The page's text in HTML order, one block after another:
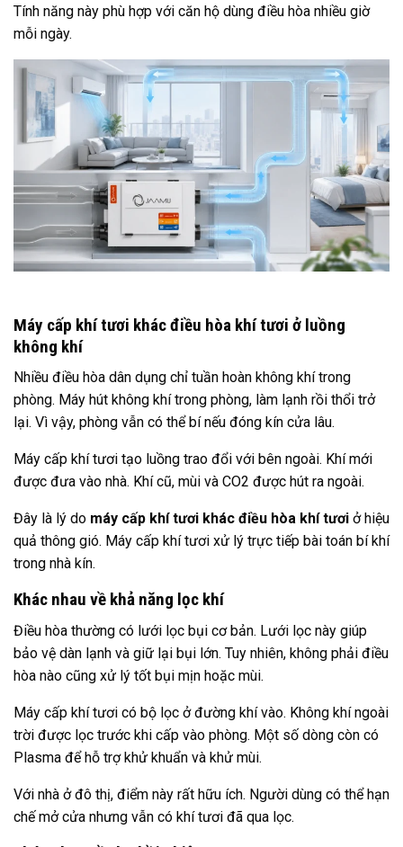
Tính năng này phù hợp với căn hộ dùng điều hòa nhiều giờ
mỗi ngày.
Máy cấp khí tươi khác điều hòa khí tươi ở luồng
không khí
Nhiều điều hòa dân dụng chỉ tuần hoàn không khí trong
phòng. Máy hút không khí trong phòng, làm lạnh rồi thổi trở
lại. Vì vậy, phòng vẫn có thể bí nếu đóng kín cửa lâu.
Máy cấp khí tươi tạo luồng trao đổi với bên ngoài. Khí mới
được đưa vào nhà. Khí cũ, mùi và CO2 được hút ra ngoài.
Đây là lý do máy cấp khí tươi khác điều hòa khí tươi ở hiệu
quả thông gió. Máy cấp khí tươi xử lý trực tiếp bài toán bí khí
trong nhà kín.
Khác nhau về khả năng lọc khí
Điều hòa thường có lưới lọc bụi cơ bản. Lưới lọc này giúp
bảo vệ dàn lạnh và giữ lại bụi lớn. Tuy nhiên, không phải điều
hòa nào cũng xử lý tốt bụi mịn hoặc mùi.
Máy cấp khí tươi có bộ lọc ở đường khí vào. Không khí ngoài
trời được lọc trước khi cấp vào phòng. Một số dòng còn có
Plasma để hỗ trợ khử khuẩn và khử mùi.
Với nhà ở đô thị, điểm này rất hữu ích. Người dùng có thể hạn
chế mở cửa nhưng vẫn có khí tươi đã qua lọc.